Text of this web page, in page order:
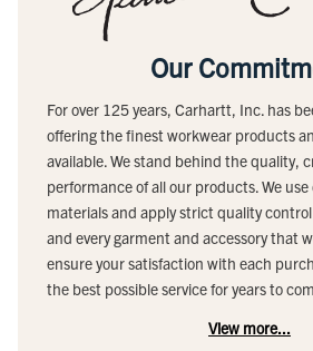
Our
For over 125 years, Carhartt, Inc. has
offering the finest workwear products
available. We stand behind the quality,
performance of all our products. We
materials and apply strict quality
and every garment and accessory that
ensure your satisfaction with each
the best possible service for years to
View more...